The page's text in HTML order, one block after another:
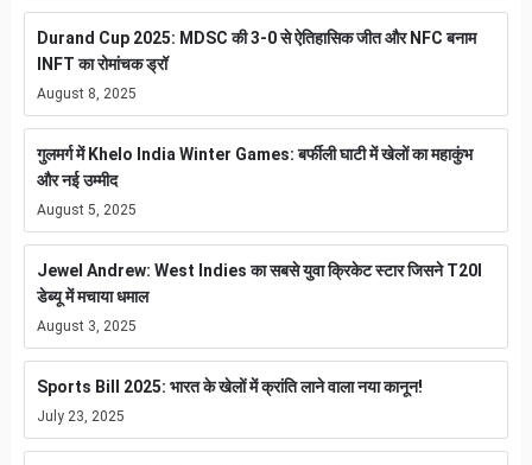
Durand Cup 2025: MDSC की 3-0 से ऐतिहासिक जीत और NFC बनाम
INFT का रोमांचक ड्रॉ
August 8, 2025
गुलमर्ग में Khelo India Winter Games: बर्फीली घाटी में खेलों का महाकुंभ
और नई उम्मीद
August 5, 2025
Jewel Andrew: West Indies का सबसे युवा क्रिकेट स्टार जिसने T20I
डेब्यू में मचाया धमाल
August 3, 2025
Sports Bill 2025: भारत के खेलों में क्रांति लाने वाला नया कानून!
July 23, 2025